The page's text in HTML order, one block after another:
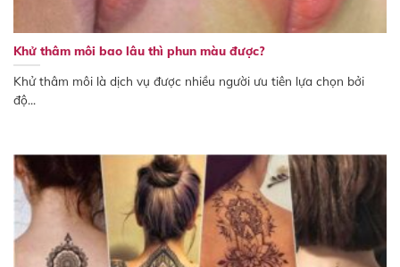
Khử thâm môi bao lâu thì phun màu được?
Khử thâm môi là dịch vụ được nhiều người ưu tiên lựa chọn bởi
độ...